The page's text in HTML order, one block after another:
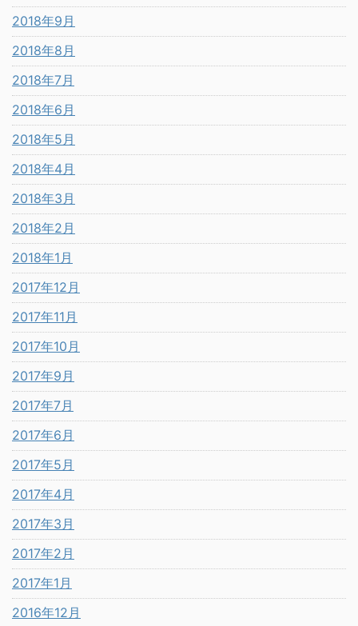
2018年9月
2018年8月
2018年7月
2018年6月
2018年5月
2018年4月
2018年3月
2018年2月
2018年1月
2017年12月
2017年11月
2017年10月
2017年9月
2017年7月
2017年6月
2017年5月
2017年4月
2017年3月
2017年2月
2017年1月
2016年12月